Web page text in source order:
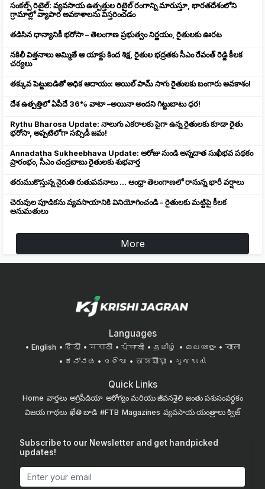
సంకల్ప్ రిటైల్: వ్యవసాయ ఉత్పత్తుల రిటైల్ రంగాన్ని మారుస్తూ, భారతదేశంలోని
గ్రామాల్లో వ్యాపార అవకాశాలను విస్తరించడం
తడిసిన ధాన్యానికీ భరోసా – తెలంగాణ ప్రభుత్వం నిర్ణయం, రైతులకు ఊరట
నకిలీ విత్తనాలు అమ్మితే ఆ యాక్టు కింద శిక్ష, రైతుల భద్రతకు సీఎం రేవంత్ రెడ్డి కీలక
చర్యలు
తక్కువ పెట్టుబడితో అధిక ఆదాయం: ఆయిల్ పామ్ సాగు రైతులకు బంగారు అవకాశం!
దేశ ఉత్పత్తిలో ఏపీదే 36% వాటా –అయినా అందని గిట్టుబాటు ధర!
Rythu Bharosa Update: నాలుగు ఎకరాలకు పైగా ఉన్న రైతులకు కూడా రైతు
భరోసా, అప్పటిలోగా సబ్సిడీ జమ!
Annadatha Sukheebhava Update: ఆరోజు నుండి అన్నదాత సుఖీభవ పథకం
ప్రారంభం, సీఎం చంద్రబాబు రైతులకు శుభవార్త
తరుముకొస్తున్న నైరుతి రుతుపవనాలు ... ఆంధ్రా తెలంగాణలో రానున్న భారీ వర్షాలు
చెరువుల పూడికను వ్యవసాయానికి వినియోగించండి – రైతులకు మట్టిపై కీలక
అనుమతులు
More
Languages
English हिंदी मराठी ਪੰਜਾਬੀ தமிழ் മലയാളം
বাংলা
ಕನ್ನಡ
ଓଡିଆ অসমীয়া ગુજરાતી
Quick Links
Home వార్తలు అగ్రిపీడియా ఆరోగ్యం మరియు జీవనశైలి జంతు పశుసంవర్ధకం
విజయ గాథలు ఖేతి బాడి #FTB Magazines వ్యవసాయ యంత్రాలు క్విజ్
Subscribe to our Newsletter and get handpicked
updates!